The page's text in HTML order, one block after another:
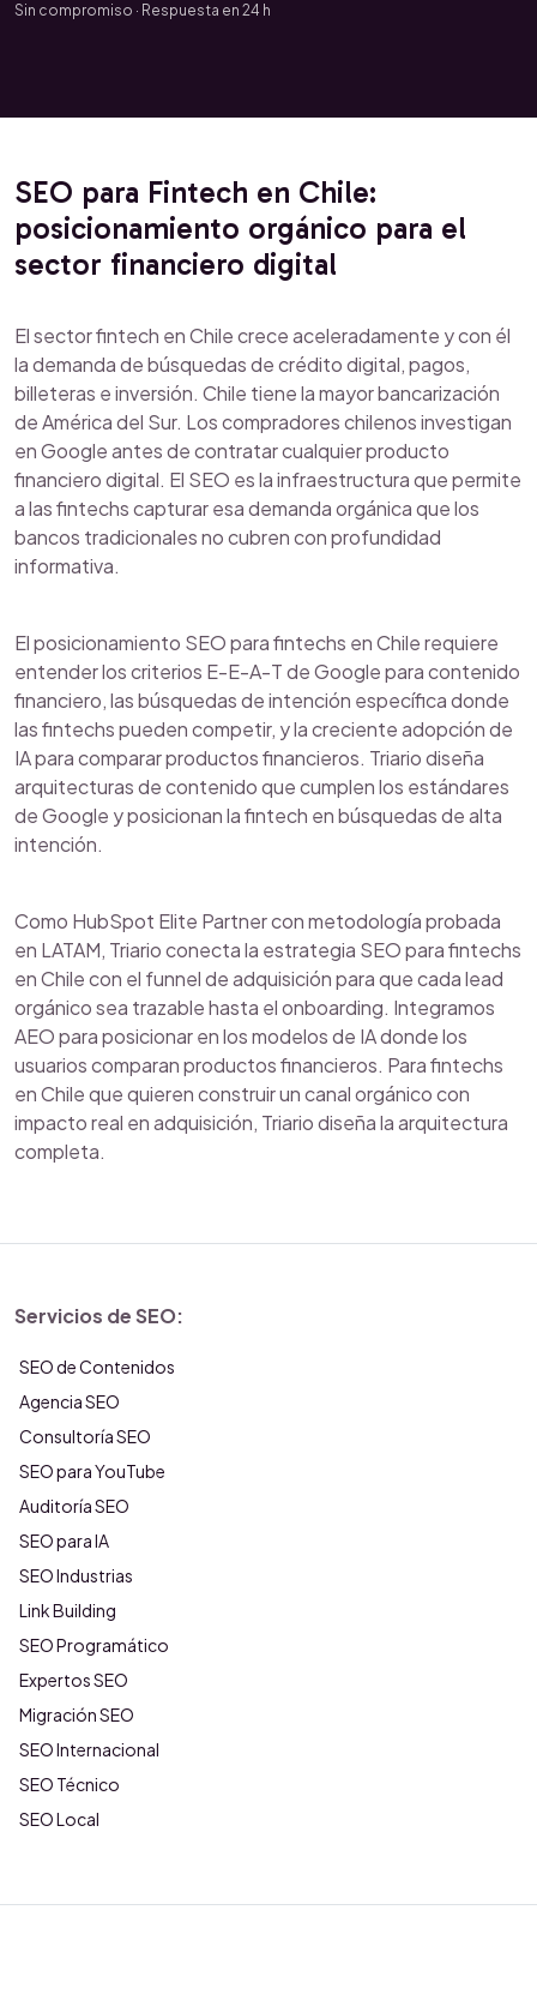
Sin compromiso · Respuesta en 24 h
SEO para Fintech en Chile:
posicionamiento orgánico para el
sector financiero digital
El sector fintech en Chile crece aceleradamente y con él
la demanda de búsquedas de crédito digital, pagos,
billeteras e inversión. Chile tiene la mayor bancarización
de América del Sur. Los compradores chilenos investigan
en Google antes de contratar cualquier producto
financiero digital. El SEO es la infraestructura que permite
a las fintechs capturar esa demanda orgánica que los
bancos tradicionales no cubren con profundidad
informativa.
El posicionamiento SEO para fintechs en Chile requiere
entender los criterios E-E-A-T de Google para contenido
financiero, las búsquedas de intención específica donde
las fintechs pueden competir, y la creciente adopción de
IA para comparar productos financieros. Triario diseña
arquitecturas de contenido que cumplen los estándares
de Google y posicionan la fintech en búsquedas de alta
intención.
Como HubSpot Elite Partner con metodología probada
en LATAM, Triario conecta la estrategia SEO para fintechs
en Chile con el funnel de adquisición para que cada lead
orgánico sea trazable hasta el onboarding. Integramos
AEO para posicionar en los modelos de IA donde los
usuarios comparan productos financieros. Para fintechs
en Chile que quieren construir un canal orgánico con
impacto real en adquisición, Triario diseña la arquitectura
completa.
Servicios de SEO:
SEO de Contenidos
Agencia SEO
Consultoría SEO
SEO para YouTube
Auditoría SEO
SEO para IA
SEO Industrias
Link Building
SEO Programático
Expertos SEO
Migración SEO
SEO Internacional
SEO Técnico
SEO Local